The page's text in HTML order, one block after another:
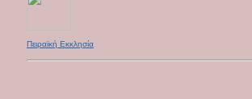
Πειραϊκή Εκκλησία